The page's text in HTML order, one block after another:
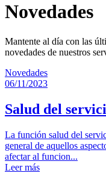
Novedades
Mantente al día con las
novedades de nuestros
Novedades
06/11/2023
Salud del
La función salud del
general de aquellos
afectar al funcion...
Leer más